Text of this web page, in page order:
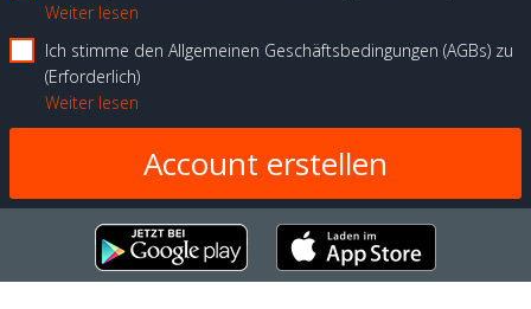
Weiter lesen
Ich stimme den Allgemeinen Geschäftsbedingungen (AGBs) zu
Erforderlich
Weiter lesen